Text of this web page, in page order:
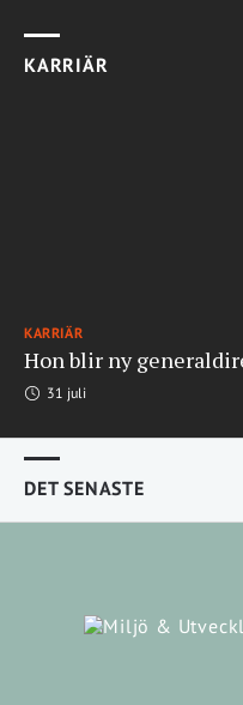
KARRIÄR
KARRIÄR
Hon blir ny
31 juli
DET SENASTE